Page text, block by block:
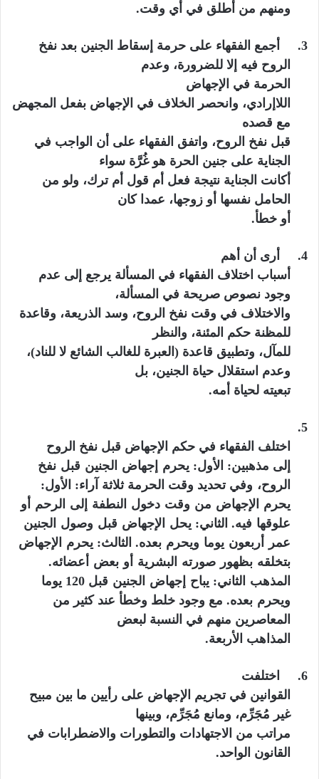
ومنهم من أطلق في أي وقت.
3.
أجمع الفقهاء على حرمة إسقاط الجنين بعد نفخ
الروح فيه إلا للضرورة، وعدم
الحرمة في الإجهاض
اللاإرادي، و انحصر الخلاف في الإجهاض بفعل المجهض
مع قصده
قبل نفخ الروح، واتفق الفقهاء على أن الواجب في
الجناية على جنين الحرة هو غُرَّة سواء
أكانت الجناية نتيجة فعل أم قول أم ترك، ولو من
الحامل نفسها أو زوجها، عمدا كان
أو خطأ.
4.
أرى أن أهم
أسباب اختلاف الفقهاء في المسألة يرجع إلى عدم
وجود نصوص صريحة في المسألة،
والاختلاف في وقت نفخ الروح، وسد الذريعة، وقاعدة
للمظنة حكم المئنة، والنظر
للمآل، وتطبيق قاعدة (العبرة للغالب الشائع لا للناد)،
وعدم استقلال حياة الجنين، بل
تبعيته لحياة أمه.
5.
اختلف الفقهاء في حكم الإجهاض قبل نفخ الروح
إلى مذهبين: الأول: يحرم إجهاض الجنين قبل نفخ
الروح، وفي تحديد وقت الحرمة ثلاثة آراء: الأول:
يحرم الإجهاض من وقت دخول النطفة إلى الرحم أو
علوقها فيه. الثاني: يحل الإجهاض قبل وصول الجنين
عمر
أربعون يوما ويحرم بعده. الثالث: يحرم الإجهاض
بتخلقه بظهور صورته البشرية أو بعض أعضائه.
المذهب الثاني: يباح إجهاض الجنين قبل
يوما
ويحرم بعده. مع وجود خلط وخطأ عند كثير من
المعاصرين منهم في النسبة لبعض
المذاهب الأربعة.
6.
اختلفت
القوانين في تجريم الإجهاض على رأيين ما بين مبيح
غير مُجَرِّم، ومانع مُجَرِّم، وبينها
مراتب من الاجتهادات والتطورات والاضطرابات في
القانون الواحد.